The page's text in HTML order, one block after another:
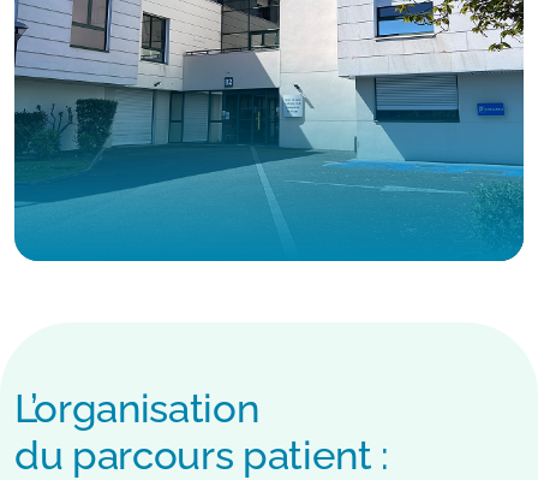
L’organisation
du parcours patient :